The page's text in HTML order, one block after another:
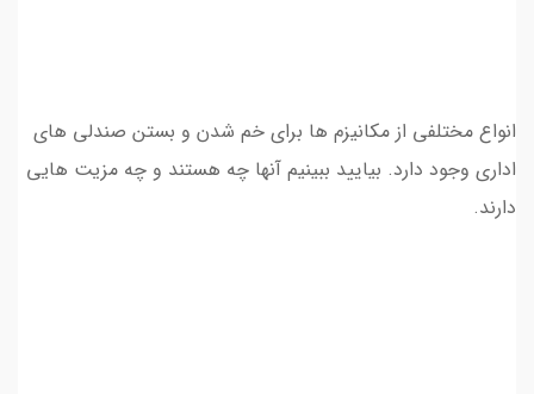
انواع مختلفی از مکانیزم ها برای خم شدن و بستن صندلی های
اداری وجود دارد. بیایید ببینیم آنها چه هستند و چه مزیت هایی
دارند.